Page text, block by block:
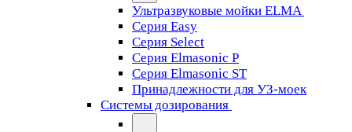
Ультразвуковые мойки ELMA
Серия Easy
Серия Select
Серия Elmasonic P
Серия Elmasonic ST
Принадлежности для УЗ-моек
Системы дозирования